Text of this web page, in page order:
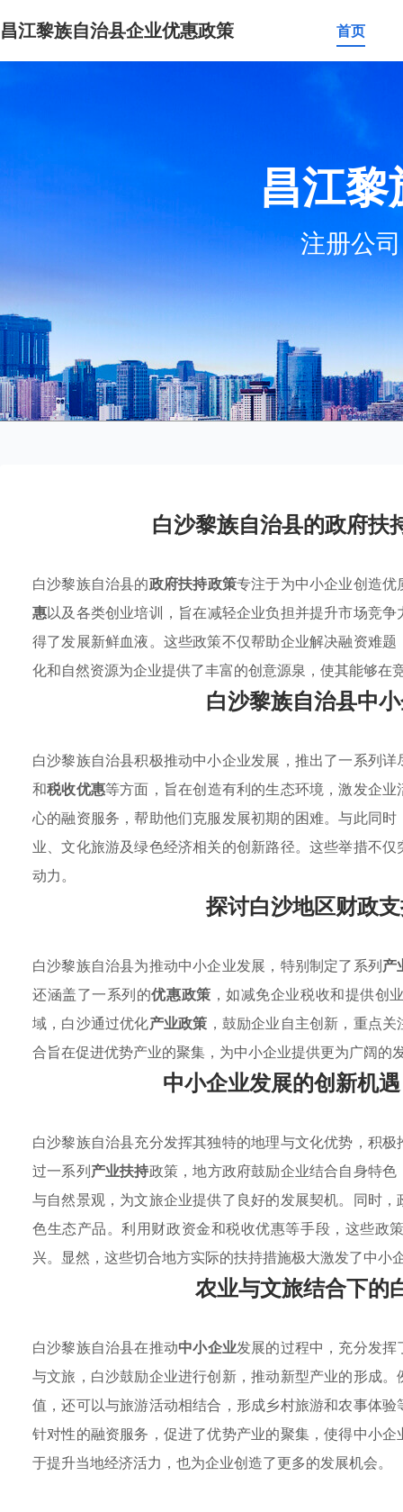
昌江黎族自治县企业优惠政策 首页
昌江
注册公
白沙黎族自治县的政府扶
白沙黎族自治县的政府扶持政策专注于为中小企业创造
惠以及各类创业培训，旨在减轻企业负担并提升市场竞
得了发展新鲜血液。这些政策不仅帮助企业解决融资难
化和自然资源为企业提供了丰富的创意源泉，使其能够在
白沙黎族自治县中
白沙黎族自治县积极推动中小企业发展，推出了一系列详
和税收优惠等方面，旨在创造有利的生态环境，激发企
心的融资服务，帮助他们克服发展初期的困难。与此同
业、文化旅游及绿色经济相关的创新路径。这些举措不
动力。
探讨白沙地区财政
白沙黎族自治县为推动中小企业发展，特别制定了系列产
还涵盖了一系列的优惠政策 ，如减免企业税收和提供创
域，白沙通过优化产业政策 ，鼓励企业自主创新，重点
合旨在促进优势产业的聚集，为中小企业提供更为广阔的
中小企业发展的创新机
白沙黎族自治县充分发挥其独特的地理与文化优势，积
过一系列产业扶持政策，地方政府鼓励企业结合自身特
与自然景观，为文旅企业提供了良好的发展契机。同时
色生态产品。利用财政资金和税收优惠等手段，这些政
兴。显然，这些切合地方实际的扶持措施极大激发了中
农业与文旅结合下的
白沙黎族自治县在推动中小企业发展的过程中，充分发挥
与文旅，白沙鼓励企业进行创新，推动新型产业的形成
值，还可以与旅游活动相结合，形成乡村旅游和农事体
针对性的融资服务，促进了优势产业的聚集，使得中小
于提升当地经济活力，也为企业创造了更多的发展机会。